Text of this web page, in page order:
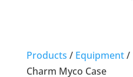
Products / Equipment/
Charm Myco Case